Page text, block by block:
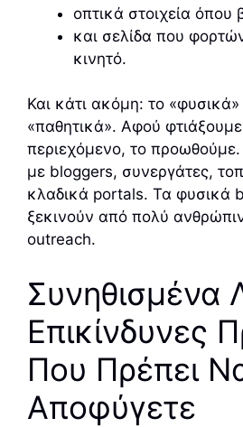
οπτικά στοιχεία όπου
και σελίδα που
κινητό.
Και κάτι ακόμη: το «φυσικά»
«παθητικά». Αφού
περιεχόμενο, το
με bloggers, συνεργάτες,
κλαδικά portals. Τα φυσικά
ξεκινούν από πολύ
outreach.
Συνηθισμένα
Επικίνδυνες
Που Πρέπει
Αποφύγετε